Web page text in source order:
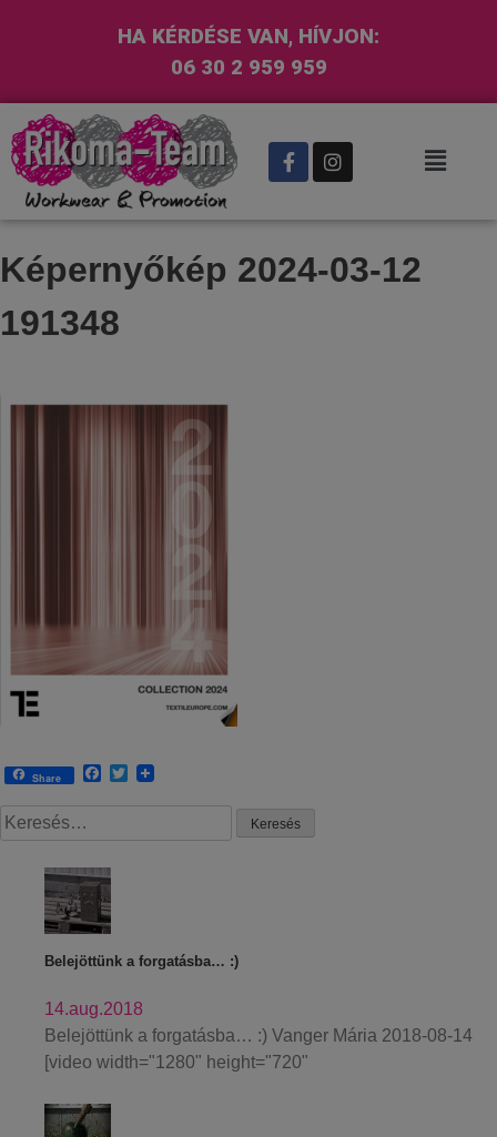
HA KÉRDÉSE VAN, HÍVJON:
06 30 2 959 959
Képernyőkép 2024-03-12
191348
Share Facebook
Twitter
Belejöttünk a forgatásba… :)
14.aug.2018
Belejöttünk a forgatásba… :) Vanger Mária 2018-08-14
[video width="1280" height="720"